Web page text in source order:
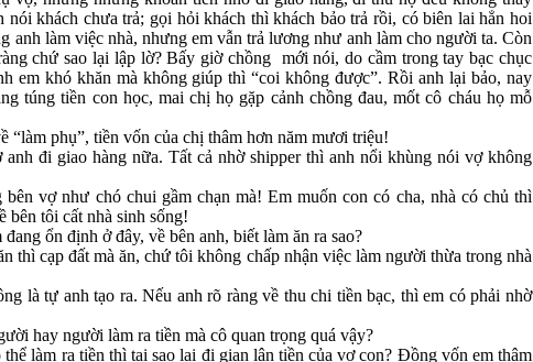
khách chưa trả; gọi hỏi khách thì khách bảo trả rồi, có biên lai hẳn hoi
anh làm việc nhà, nhưng em vẫn trả lương như anh làm cho người ta. Còn
chứ sao lại lập lờ? Bấy giờ chồng mới nói, do cầm trong tay bạc chục
em khó khăn mà không giúp thì “coi không được”. Rồi anh lại bảo, nay
túng tiền con học, mai chị họ gặp cảnh chồng đau, mốt cô cháu họ mỗ
“làm phụ”, tiền vốn của chị thâm hơn năm mươi triệu!
anh đi giao hàng nữa. Tất cả nhờ shipper thì anh nổi khùng nói vợ không
vợ như chó chui gầm chạn mà! Em muốn con có cha, nhà có chủ thì
bên tôi cất nhà sinh sống!
ổn định ở đây, về bên anh, biết làm ăn ra sao?
thì cạp đất mà ăn, chứ tôi không chấp nhận việc làm người thừa trong nhà
là tự anh tạo ra. Nếu anh rõ ràng về thu chi tiền bạc, thì em có phải nhờ
hay người làm ra tiền mà cô quan trọng quá vậy?
làm ra tiền thì tại sao lại đi gian lận tiền của vợ con? Đồng vốn em thâm